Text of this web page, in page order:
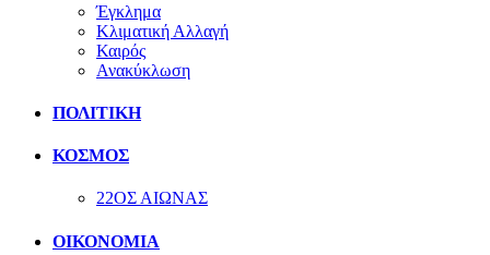
Έγκλημα
Κλιματική Αλλαγή
Καιρός
Ανακύκλωση
ΠΟΛΙΤΙΚΗ
ΚΟΣΜΟΣ
22ΟΣ ΑΙΩΝΑΣ
ΟΙΚΟΝΟΜΙΑ